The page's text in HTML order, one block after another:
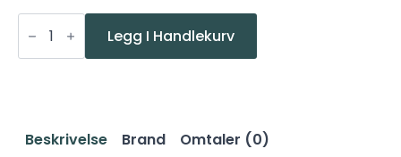
Uyuni
Plate
Ø13cm
Legg I Handlekurv
Beskrivelse Brand Omtaler (0)